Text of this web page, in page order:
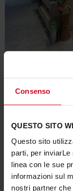
Consenso
QUESTO SITO
Questo sito
parti, per
linea con le sue
informazioni sul
nostri partner